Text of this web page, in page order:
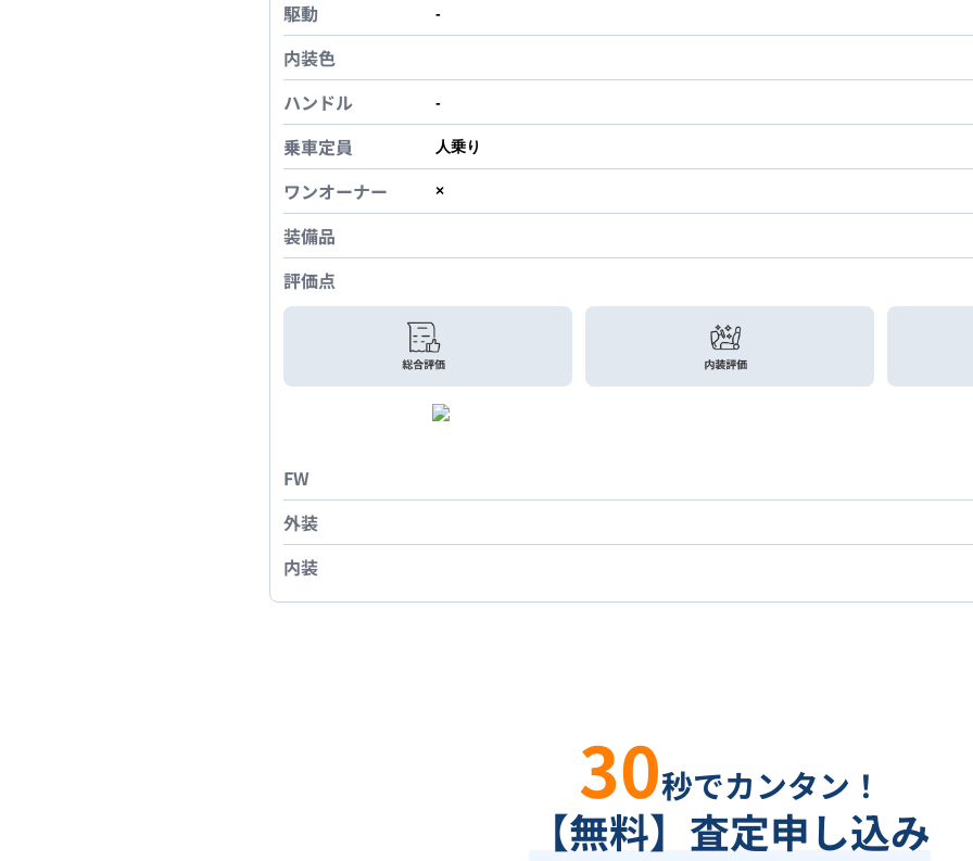
駆動 -
内装色
ハンドル
-
乗車定員 人乗り
ワンオーナー ×
装備品
評価点
FW
外装
内装
30秒でカンタン！
【無料】査定申し込み